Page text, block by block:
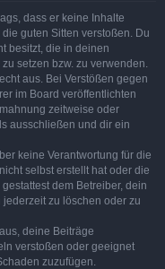
dass er keine Inhalte
guten Sitten verstoßen. Du
besitzt, die in deinen
setzen bzw. zu verwenden.
aus. Bei Verstößen gegen
im Board veröffentlichten
zeitweise oder
ausschließen und dir ein
keine Verantwortung für die
selbst erstellt hat oder die
dem Betreiber, dein
zu löschen oder zu
deine Beiträge
verstoßen oder geeignet
zuzufügen.